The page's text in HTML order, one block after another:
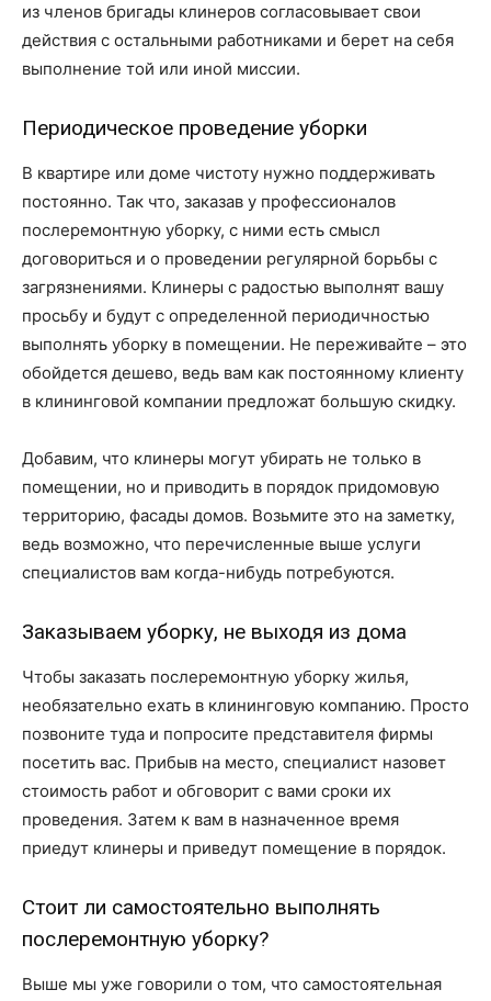
из членов бригады клинеров согласовывает свои
действия с остальными работниками и берет на себя
выполнение той или иной миссии.
Периодическое проведение уборки
В квартире или доме чистоту нужно поддерживать
постоянно. Так что, заказав у профессионалов
послеремонтную уборку, с ними есть смысл
договориться и о проведении регулярной борьбы с
загрязнениями. Клинеры с радостью выполнят вашу
просьбу и будут с определенной периодичностью
выполнять уборку в помещении. Не переживайте – это
обойдется дешево, ведь вам как постоянному клиенту
в клининговой компании предложат большую скидку.
Добавим, что клинеры могут убирать не только в
помещении, но и приводить в порядок придомовую
территорию, фасады домов. Возьмите это на заметку,
ведь возможно, что перечисленные выше услуги
специалистов вам когда-нибудь потребуются.
Заказываем уборку, не выходя из дома
Чтобы заказать послеремонтную уборку жилья,
необязательно ехать в клининговую компанию. Просто
позвоните туда и попросите представителя фирмы
посетить вас. Прибыв на место, специалист назовет
стоимость работ и обговорит с вами сроки их
проведения. Затем к вам в назначенное время
приедут клинеры и приведут помещение в порядок.
Стоит ли самостоятельно выполнять
послеремонтную уборку?
Выше мы уже говорили о том, что самостоятельная